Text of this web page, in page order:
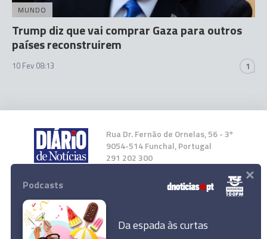
MUNDO
Trump diz que vai comprar Gaza para outros
países reconstruirem
10 Fev 08:13 1
Rua Dr. Fernão de Ornelas, 56 - 3º
9054-514 Funchal, Portugal
291 202 300
Instale a nossa App
Podcasts
Da espada às curtas
×